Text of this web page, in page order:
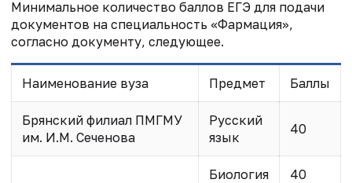
Минимальное количество баллов ЕГЭ для подачи
документов на специальность «Фармация»,
согласно документу, следующее.
Наименование вуза Предмет Баллы
Брянский филиал ПМГМУ
им. И.М. Сеченова
Русский
язык
40
Биология 40